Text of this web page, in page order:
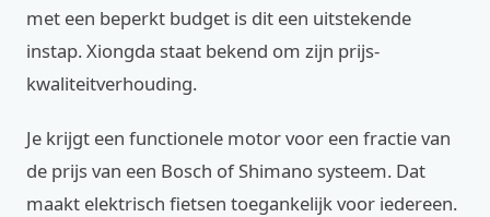
met een beperkt budget is dit een uitstekende
instap. Xiongda staat bekend om zijn prijs-
kwaliteitverhouding.
Je krijgt een functionele motor voor een fractie van
de prijs van een Bosch of Shimano systeem. Dat
maakt elektrisch fietsen toegankelijk voor iedereen.